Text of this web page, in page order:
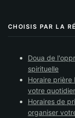
CHOISIS PAR LA
Doua de
spirituelle
Horaire prière
votre
Horaires de
organiser